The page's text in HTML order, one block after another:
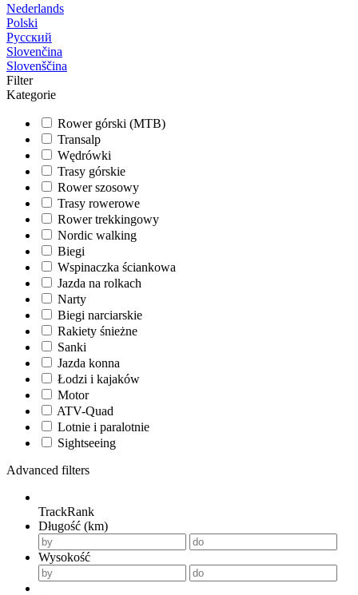
Nederlands
Polski
Русский
Slovenčina
Slovenščina
Filter
Kategorie
Rower górski (MTB)
Transalp
Wędrówki
Trasy górskie
Rower szosowy
Trasy rowerowe
Rower trekkingowy
Nordic walking
Biegi
Wspinaczka ściankowa
Jazda na rolkach
Narty
Biegi narciarskie
Rakiety śnieżne
Sanki
Jazda konna
Łodzi i kajaków
Motor
ATV-Quad
Lotnie i paralotnie
Sightseeing
Advanced filters
TrackRank
Długość (km)
Wysokość